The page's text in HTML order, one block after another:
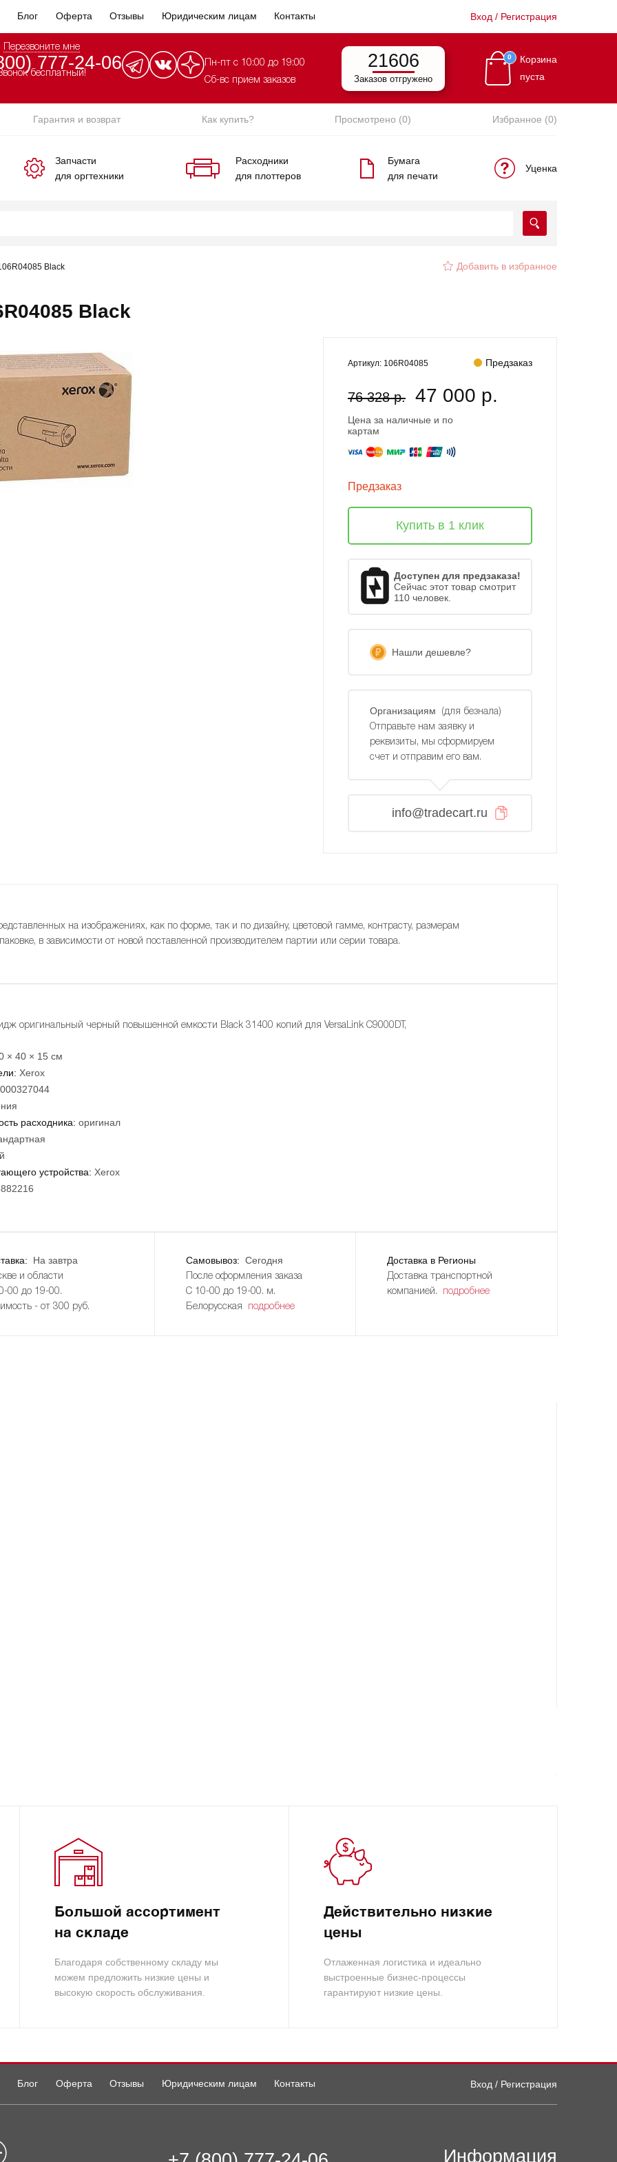
Блог Оферта Отзывы Юридическим лицам Контакты Вход / Регистрация
Перезвоните мне
777-24-06
бесплатный!
Пн-пт с 10:00 до 19:00
Сб-вс прием заказов
21606
Заказов отгружено
0
Корзина
пуста
Гарантия и возврат Как купить? Просмотрено (0) Избранное (0)
Запчасти
для оргтехники
Расходники
для плоттеров
Бумага
для печати
Уценка
Black Добавить в избранное
Black
Артикул: 106R04085 Предзаказ
76 328 р. 47 000 р.
Цена за наличные и по
картам
Предзаказ
Купить в 1 клик
Доступен для предзаказа!
Сейчас этот товар смотрит
110 человек.
Нашли дешевле?
Организациям
(для безнала)
Отправьте нам заявку и
реквизиты, мы сформируем
счет и отправим его вам.
info@tradecart.ru
на изображениях, как по форме, так и по дизайну, цветовой гамме, контрасту, размерам
в зависимости от новой поставленной производителем партии или серии товара.
оригинальный черный повышенной емкости Black 31400 копий для VersaLink C9000DT,
× 40 × 15 см
Xerox
расходника: оригинал
устройства: Xerox
На завтра
и области
00 до 19-00.
- от 300 руб.
Самовывоз: Сегодня
После оформления заказа
С 10-00 до 19-00. м.
Белорусская
подробнее
Доставка в Регионы
Доставка транспортной
компанией. подробнее
Большой ассортимент
на складе
Благодаря собственному складу мы
можем предложить низкие цены и
высокую скорость обслуживания.
Действительно низкие
цены
Отлаженная логистика и идеально
выстроенные бизнес-процессы
гарантируют низкие цены.
Блог Оферта Отзывы Юридическим лицам Контакты Вход / Регистрация
Информация